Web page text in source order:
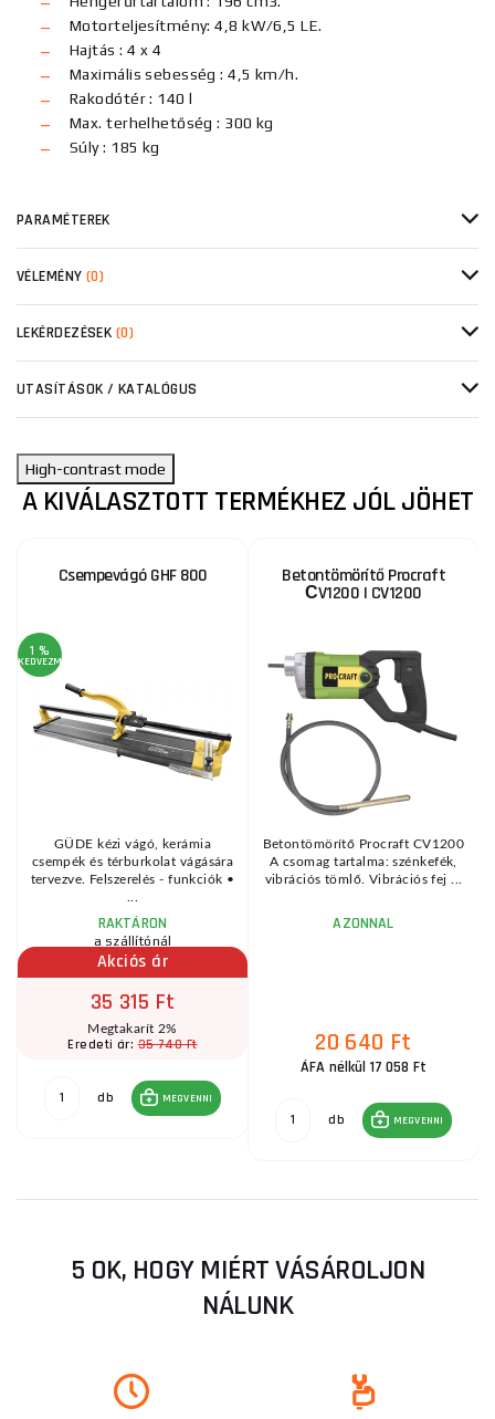
Motorteljesítmény: 4,8 kW/6,5 LE.
Hajtás : 4 x 4
Maximális sebesség : 4,5 km/h.
Rakodótér : 140 l
Max. terhelhetőség : 300 kg
Súly : 185 kg
PARAMÉTEREK
VÉLEMÉNY (0)
LEKÉRDEZÉSEK (0)
UTASÍTÁSOK / KATALÓGUS
High-contrast mode
A KIVÁLASZTOTT TERMÉKHEZ JÓL JÖHET
Csempevágó GHF 800
1 %
KEDVEZMÉNY
GÜDE kézi vágó, kerámia
csempék és térburkolat vágására
tervezve. Felszerelés - funkciók •
RAKTÁRON
a szállítónál
Akciós ár
35 315 Ft
Megtakarít 2%
Eredeti ár:35 740 Ft
db MEGVENNI
Betontömörítő Procraft
СV1200 | CV1200
Betontömörítő Procraft СV1200
A csomag tartalma: szénkefék,
vibrációs tömlő. Vibrációs fej ...
AZONNAL
20 640 Ft
ÁFA nélkül 17 058 Ft
db MEGVENNI
5 OK, HOGY MIÉRT VÁSÁROLJON
NÁLUNK